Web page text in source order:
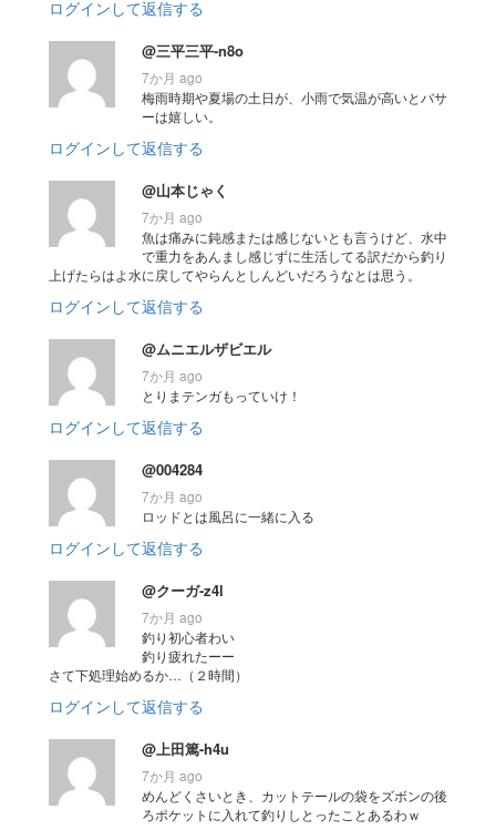
ログインして返信する
@三平三平-n8o
7か月 ago
梅雨時期や夏場の土日が、小雨で気温が高いとバサ
ーは嬉しい。
ログインして返信する
@山本じゃく
7か月 ago
魚は痛みに鈍感または感じないとも言うけど、水中
で重力をあんまし感じずに生活してる訳だから釣り
上げたらはよ水に戻してやらんとしんどいだろうなとは思う。
ログインして返信する
@ムニエルザビエル
7か月 ago
とりまテンガもっていけ！
ログインして返信する
@004284
7か月 ago
ロッドとは風呂に一緒に入る
ログインして返信する
@クーガ-z4l
7か月 ago
釣り初心者わい
釣り疲れたーー
さて下処理始めるか…（２時間）
ログインして返信する
@上田篤-h4u
7か月 ago
めんどくさいとき、カットテールの袋をズボンの後
ろポケットに入れて釣りしとったことあるわｗ